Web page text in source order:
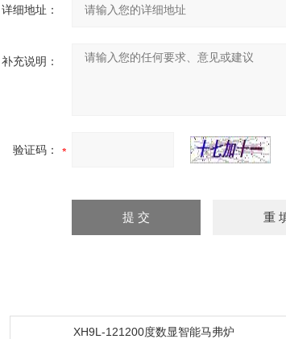
详细地址：
补充说明：
验证码：
XH9L-121200度数显智能马弗炉